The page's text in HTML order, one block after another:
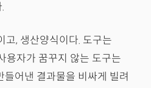
고, 생산양식이다. 도구는
용자가 꿈꾸지 않는 도구는
어낸 결과물을 비싸게 빌려